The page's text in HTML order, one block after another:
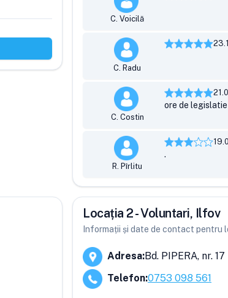
C. Voicilă
C. Radu
C. Costin
ore de
R. Pîrlitu
.
Locația 2 - Voluntari, Ilfov
Informații și date de contact pentru
Adresa:Bd. PIPERA, nr. 17
Telefon:0753 098 561